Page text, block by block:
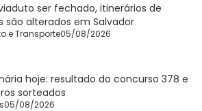
ser fechado, itinerários de
são alterados em Salvador
e Transporte05/08/2026
hoje: resultado do concurso 378 e
sorteados
05/08/2026